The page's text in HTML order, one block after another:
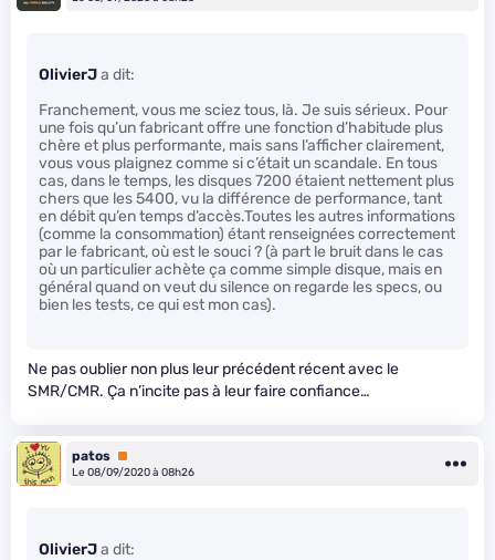
OlivierJa dit:
Franchement, vous me sciez tous, là. Je suis sérieux. Pour
une fois qu’un fabricant offre une fonction d’habitude plus
chère et plus performante, mais sans l’afficher clairement,
vous vous plaignez comme si c’était un scandale. En tous
cas, dans le temps, les disques 7200 étaient nettement plus
chers que les 5400, vu la différence de performance, tant
en débit qu’en temps d’accès.Toutes les autres informations
(comme la consommation) étant renseignées correctement
par le fabricant, où est le souci ? (à part le bruit dans le cas
où un particulier achète ça comme simple disque, mais en
général quand on veut du silence on regarde les specs, ou
bien les tests, ce qui est mon cas).
Ne pas oublier non plus leur précédent récent avec le
SMR/CMR. Ça n’incite pas à leur faire confiance…
patos Premium
Le 08/09/2020 à 08h26
OlivierJa dit: